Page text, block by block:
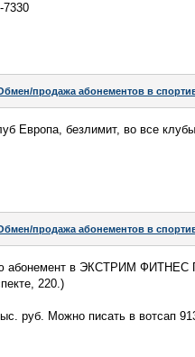
7330
продажа абонементов в
Европа, безлимит, во все
продажа абонементов в
абонемент в ЭКСТРИМ ФИТНЕС
220.)
руб. Можно писать в вотсап